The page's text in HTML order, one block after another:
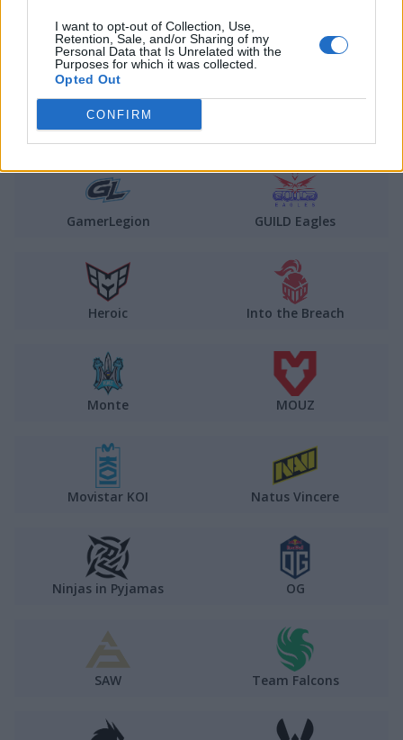
I want to opt-out of Collection, Use,
Retention, Sale, and/or Sharing of my
Personal Data that Is Unrelated with the
Purposes for which it was collected.
Opted Out
CONFIRM
ex-ThunderFlash FaZe Clan
Fnatic
GamerLegion GUILD Eagles
Heroic Into the Breach
Monte MOUZ
Movistar KOI Natus Vincere
Ninjas in Pyjamas OG
SAW Team Falcons